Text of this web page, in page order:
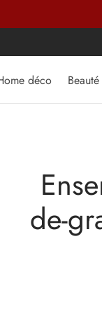
déco Beauté
de-